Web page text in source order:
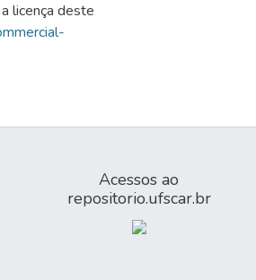
licença deste
Acessos ao
repositorio.ufscar.br